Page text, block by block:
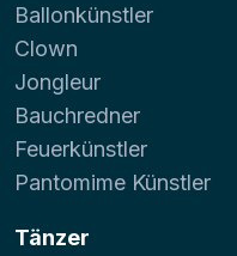
Ballonkünstler
Clown
Jongleur
Bauchredner
Feuerkünstler
Pantomime Künstler
Tänzer